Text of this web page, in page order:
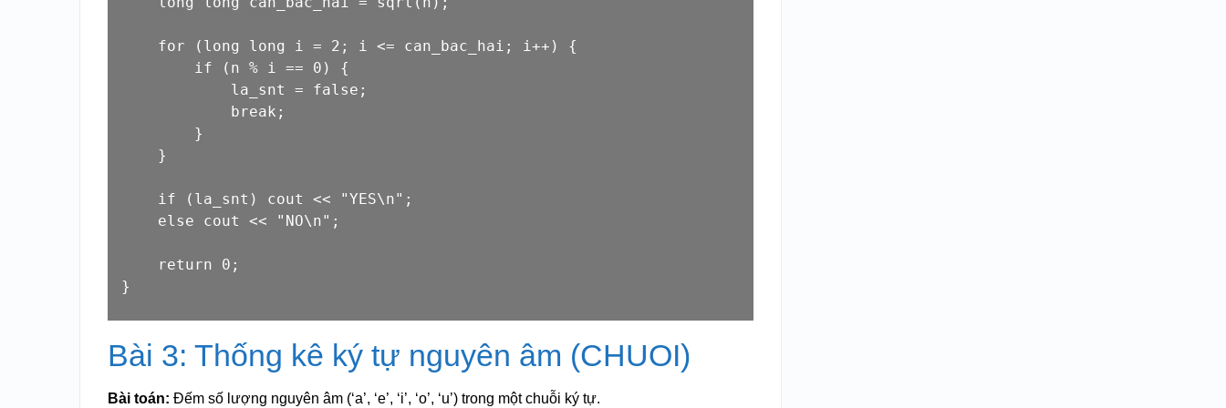
for ( long long i = 2 ; i <= can_bac_hai; i++) {
if (n % i == 0 ) {
            la_snt =
false ;
break ;
        }
    }
if (la_snt) cout << "YES\n" ;
else
cout << "NO\n" ;
return 0 ;
Bài 3: Thống kê ký tự nguyên âm (CHUOI)
Bài toán: Đếm số lượng nguyên âm (‘a’, ‘e’, ‘i’, ‘o’, ‘u’) trong một chuỗi ký tự.